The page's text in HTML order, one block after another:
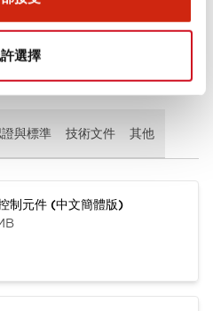
選擇
與標準 技術文件 其他
元件 (中文簡體版)